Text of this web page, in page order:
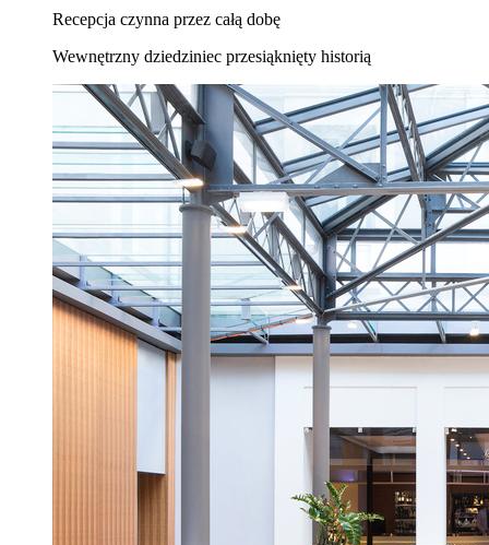
Recepcja czynna przez całą dobę
Wewnętrzny dziedziniec przesiąknięty historią